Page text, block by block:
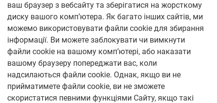
ваш браузер з вебсайту та зберігатися на жорсткому
диску вашого комп’ютера. Як багато інших сайтів, ми
можемо використовувати файли cookie для збирання
інформації. Ви можете заблокувати чи вимкнути
файли cookie на вашому комп’ютері, або наказати
вашому браузеру попереджати вас, коли
надсилаються файли cookie. Однак, якщо ви не
прийматимете файли cookie, ви не зможете
скористатися певними функціями Сайту, якщо такі